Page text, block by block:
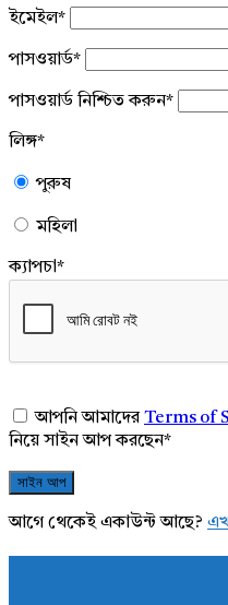
ইমেইল*
পাসওয়ার্ড*
পাসওয়ার্ড নিশ্চিত করুন*
লিঙ্গ*
পুরুষ
মহিলা
ক্যাপচা*
আপনি আমাদেরTerms of
নিয়ে সাইন আপ করছেন*
আগে থেকেই একাউন্ট আছে?